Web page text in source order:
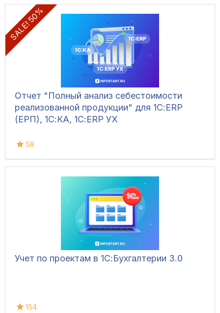
SALE! 50%
Отчет "Полный анализ себестоимости
реализованной продукции" для 1С:ERP
(ЕРП), 1С:КА, 1С:ERP УХ
58
Учет по проектам в 1С:Бухгалтерии 3.0
154